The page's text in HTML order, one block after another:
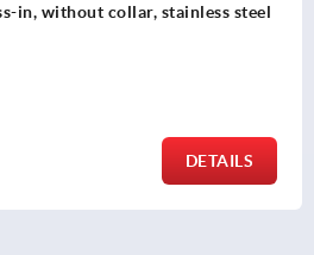
Spring plungers, smooth version,